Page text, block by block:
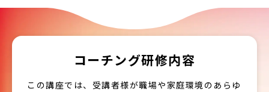
コーチング研修内容
この講座では、受講者様が職場や家庭環境のあらゆ